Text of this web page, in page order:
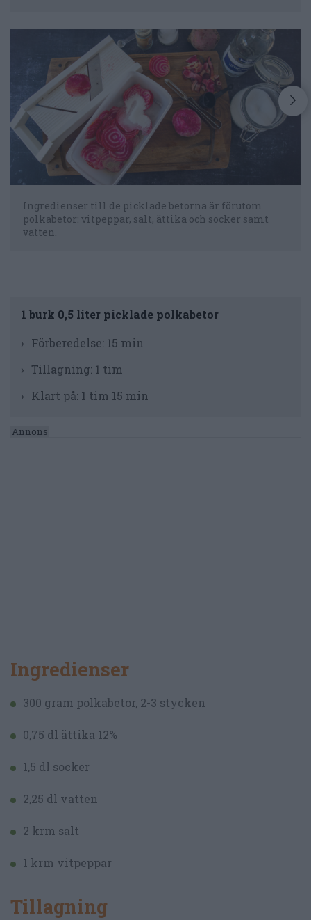
Ingredienser till de picklade betorna är förutom
polkabetor: vitpeppar, salt, ättika och socker samt
vatten.
1 burk 0,5 liter picklade polkabetor
Förberedelse: 15 min
Tillagning: 1 tim
Klart på: 1 tim 15 min
Ingredienser
300 gram polkabetor, 2-3 stycken
0,75 dl ättika 12%
1,5 dl socker
2,25 dl vatten
2 krm salt
1 krm vitpeppar
Tillagning